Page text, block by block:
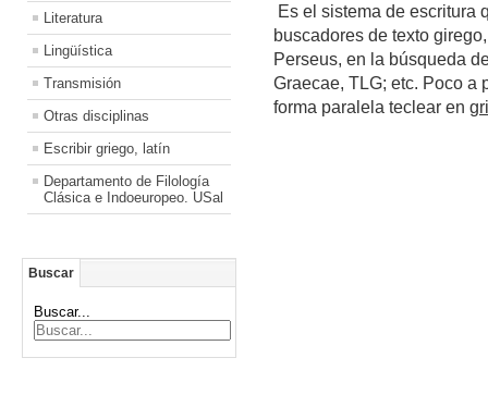
Literatura
Lingüística
Transmisión
Otras disciplinas
Escribir griego, latín
Departamento de Filología
Clásica e Indoeuropeo. USal
Buscar
Buscar...
Es el sistema de escritura
buscadores de texto
Perseus, en la búsqueda
Graecae, TLG; etc. Poco a
forma paralela teclear en